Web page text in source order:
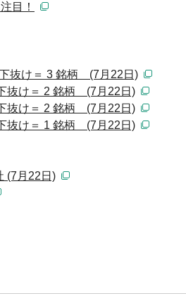
目！
抜け＝ 3 銘柄 (7月22日)
抜け＝ 2 銘柄 (7月22日)
抜け＝ 2 銘柄 (7月22日)
抜け＝ 1 銘柄 (7月22日)
(7月22日)